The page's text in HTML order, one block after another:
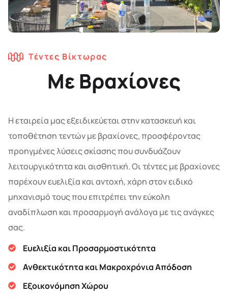
Τέντες Βίκτωρας
Mε Βραχίονες
Η εταιρεία μας εξειδικεύεται στην κατασκευή και
τοποθέτηση τεντών με βραχίονες, προσφέροντας
προηγμένες λύσεις σκίασης που συνδυάζουν
λειτουργικότητα και αισθητική. Οι τέντες με βραχίονες
παρέχουν ευελιξία και αντοχή, χάρη στον ειδικό
μηχανισμό τους που επιτρέπει την εύκολη
αναδίπλωση και προσαρμογή ανάλογα με τις ανάγκες
σας.
Ευελιξία και Προσαρμοστικότητα
Ανθεκτικότητα και Μακροχρόνια Απόδοση
Εξοικονόμηση Χώρου